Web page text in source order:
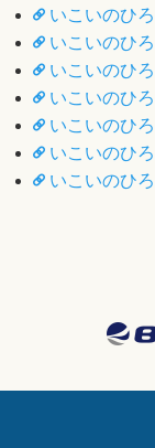
いこいのひ
いこいのひ
いこいのひ
いこいのひ
いこいのひ
いこいのひ
いこいのひ